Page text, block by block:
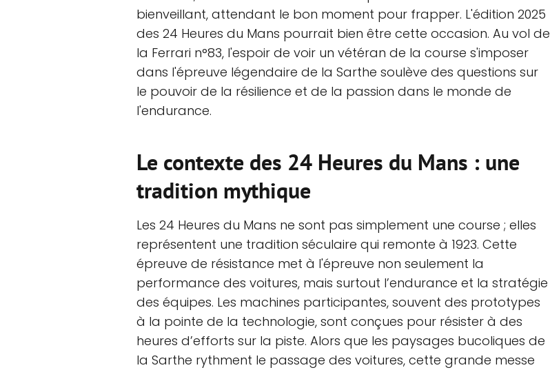
bienveillant, attendant le bon moment pour frapper. L'édition 2025
des 24 Heures du Mans pourrait bien être cette occasion. Au vol de
la Ferrari n°83, l'espoir de voir un vétéran de la course s'imposer
dans l'épreuve légendaire de la Sarthe soulève des questions sur
le pouvoir de la résilience et de la passion dans le monde de
l'endurance.
Le contexte des 24 Heures du Mans : une
tradition mythique
Les 24 Heures du Mans ne sont pas simplement une course ; elles
représentent une tradition séculaire qui remonte à 1923. Cette
épreuve de résistance met à l'épreuve non seulement la
performance des voitures, mais surtout l’endurance et la stratégie
des équipes. Les machines participantes, souvent des prototypes
à la pointe de la technologie, sont conçues pour résister à des
heures d’efforts sur la piste. Alors que les paysages bucoliques de
la Sarthe rythment le passage des voitures, cette grande messe